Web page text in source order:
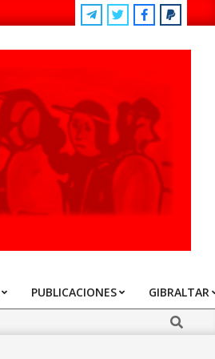
PUBLICACIONES GIBRALTAR
Search